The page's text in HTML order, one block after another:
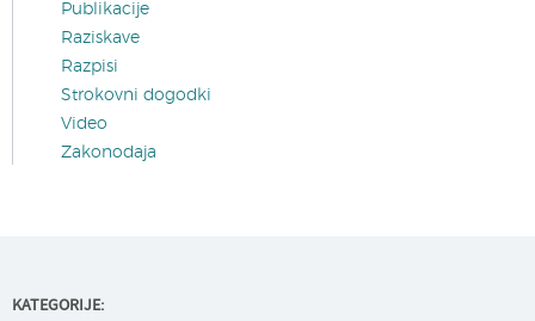
Publikacije
Raziskave
Razpisi
Strokovni dogodki
Video
Zakonodaja
KATEGORIJE: